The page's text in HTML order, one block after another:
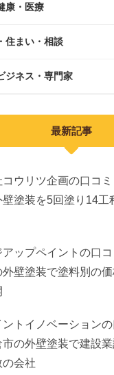
康・医療
ステ
住まい・相談
採
相談
ジネス・専門家
最新記事
コウリツ企画の口コ
壁塗装を5回塗り14工
アップペイントの口
壁塗装で塗料別の
トイノベーションの
市の外壁塗装で建設
の会社